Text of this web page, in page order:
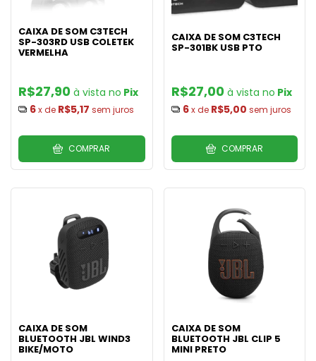
CAIXA DE SOM C3TECH
SP-303RD USB COLETEK
VERMELHA
R$27,90
Pix
6x de R$5,17 sem juros
COMPRAR
CAIXA DE SOM C3TECH
SP-301BK USB PTO
R$27,00
Pix
6 x de R$5,00 sem juros
COMPRAR
CAIXA DE SOM
BLUETOOTH JBL WIND3
BIKE/MOTO
CAIXA DE SOM
BLUETOOTH JBL CLIP 5
MINI PRETO